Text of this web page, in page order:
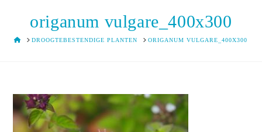
origanum vulgare_400x300
HOMEDROOGTEBESTENDIGE PLANTEN ORIGANUM VULGARE_400X300